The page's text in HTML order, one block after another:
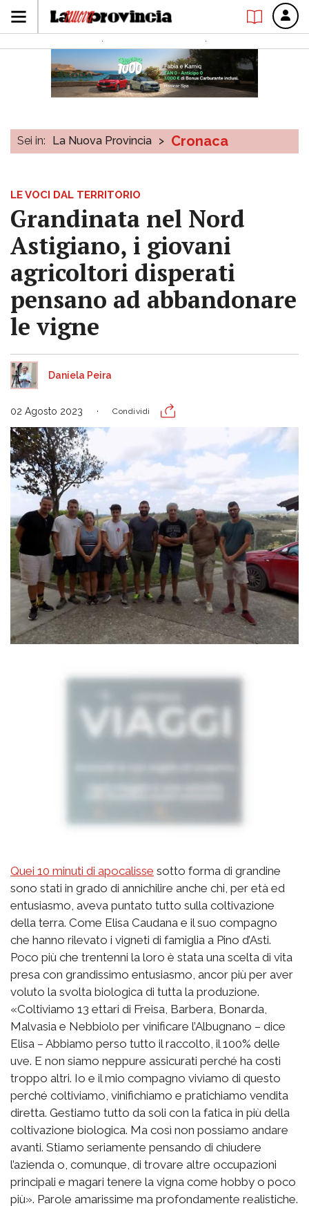
Sei in: La Nuova Provincia > Cronaca
LE VOCI DAL TERRITORIO
Grandinata nel Nord
Astigiano, i giovani
agricoltori disperati
pensano ad abbandonare
le vigne
Daniela Peira
02 Agosto 2023 Condividi
Quei 10 minuti di apocalisse sotto forma di grandine
sono stati in grado di annichilire anche chi, per età ed
entusiasmo, aveva puntato tutto sulla coltivazione
della terra. Come Elisa Caudana e il suo compagno
che hanno rilevato i vigneti di famiglia a Pino d’Asti.
Poco più che trentenni la loro è stata una scelta di vita
presa con grandissimo entusiasmo, ancor più per aver
voluto la svolta biologica di tutta la produzione.
«Coltiviamo 13 ettari di Freisa, Barbera, Bonarda,
Malvasia e Nebbiolo per vinificare l’Albugnano – dice
Elisa – Abbiamo perso tutto il raccolto, il 100% delle
uve. E non siamo neppure assicurati perché ha costi
troppo altri. Io e il mio compagno viviamo di questo
perché coltiviamo, vinifichiamo e pratichiamo vendita
diretta. Gestiamo tutto da soli con la fatica in più della
coltivazione biologica. Ma così non possiamo andare
avanti. Stiamo seriamente pensando di chiudere
l’azienda o, comunque, di trovare altre occupazioni
principali e magari tenere la vigna come hobby o poco
più». Parole amarissime ma profondamente realistiche.